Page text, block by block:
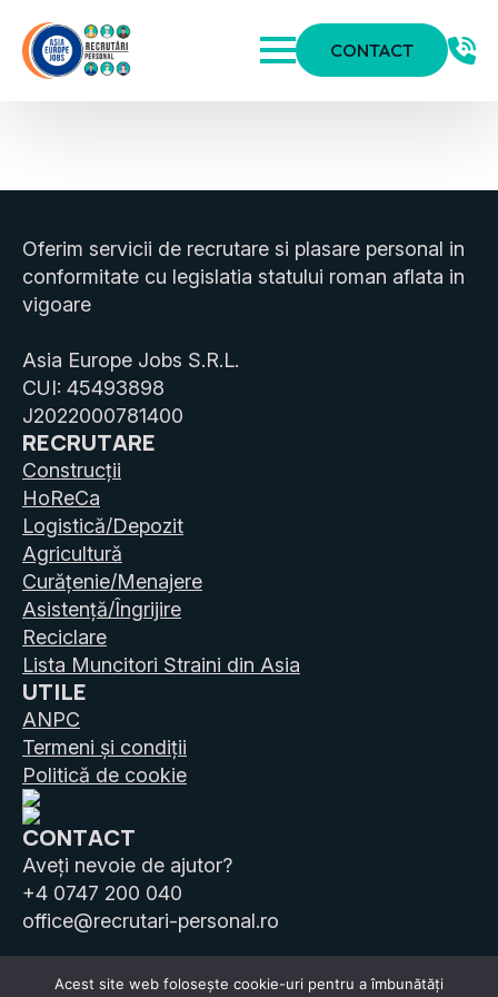
CONTACT
Oferim servicii de recrutare si plasare personal in
conformitate cu legislatia statului roman aflata in
vigoare
Asia Europe Jobs S.R.L.
CUI: 45493898
J2022000781400
RECRUTARE
Construcții
HoReCa
Logistică/Depozit
Agricultură
Curățenie/Menajere
Asistență/Îngrijire
Reciclare
Lista Muncitori Straini din Asia
UTILE
ANPC
Termeni și condiții
Politică de cookie
CONTACT
Aveți nevoie de ajutor?
+4 0747 200 040
office@recrutari-personal.ro
Acest site web folosește cookie-uri pentru a îmbunătăți